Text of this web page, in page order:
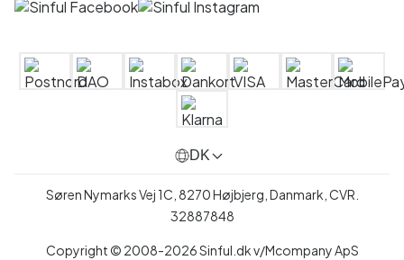
DK
Søren Nymarks Vej 1C, 8270 Højbjerg, Danmark, CVR.
32887848
Copyright © 2008-2026 Sinful.dk v/Mcompany ApS